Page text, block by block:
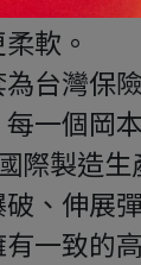
軟。
台灣保
一個岡
際製造
、伸展
一致的